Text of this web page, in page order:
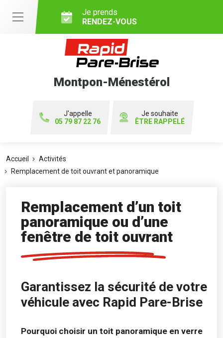
Je prends
RENDEZ-VOUS
Montpon-Ménestérol
J'appelle
05 79 87 22 76
Je souhaite
ÊTRE RAPPELÉ
Accueil
Activités
Remplacement de toit ouvrant et panoramique
Remplacement d’un toit
panoramique ou d’une
fenêtre de toit ouvrant
Garantissez la sécurité de votre
véhicule avec Rapid Pare-Brise
Pourquoi choisir un toit panoramique en verre